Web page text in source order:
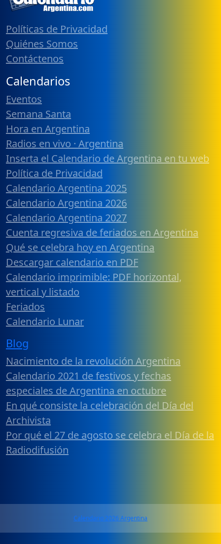
Políticas de Privacidad
Quiénes Somos
Contáctenos
Calendarios
Eventos
Semana Santa
Hora en Argentina
Radios en vivo · Argentina
Inserta el Calendario de Argentina en tu web
Política de Privacidad
Calendario Argentina 2025
Calendario Argentina 2026
Calendario Argentina 2027
Cuenta regresiva de feriados en Argentina
Qué se celebra hoy en Argentina
Descargar calendario en PDF
Calendario imprimible: PDF horizontal,
vertical y listado
Feriados
Calendario Lunar
Blog
Nacimiento de la revolución Argentina
Calendario 2021 de festivos y fechas
especiales de Argentina en octubre
En qué consiste la celebración del Día del
Archivista
Por qué el 27 de agosto se celebra el Día de la
Radiodifusión
Calendario 2026 Argentina